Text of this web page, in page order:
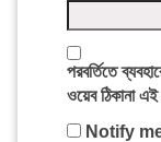
পরবর্তিতে
ওয়েব ঠিকানা
Notify